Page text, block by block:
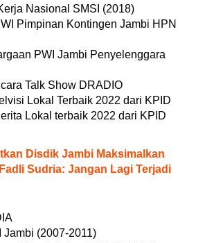
Nasional SMSI (2018)
Pimpinan Kontingen Jambi HPN
PWI Jambi Penyelenggara
Talk Show DRADIO
Lokal Terbaik 2022 dari KPID
Lokal terbaik 2022 dari KPID
Disdik Jambi Maksimalkan
Sudria: Jangan Lagi Terjadi
Jambi (2007-2011)